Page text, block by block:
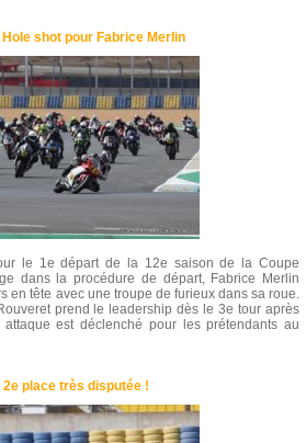
shot pour Fabrice Merlin
le 1e départ de la 12e saison de la Coupe
dans la procédure de départ, Fabrice Merlin
en tête avec une troupe de furieux dans sa roue.
prend le leadership dès le 3e tour après
est déclenché pour les prétendants au
2e place très disputée !